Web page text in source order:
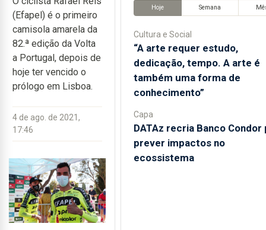
(Efapel) é o primeiro
camisola amarela da
82.ª edição da Volta
a Portugal, depois de
hoje ter vencido o
prólogo em Lisboa.
4 de ago. de 2021,
17:46
Hoje Semana
Cultura e Social
“A arte requer estudo,
dedicação, tempo. A arte é
também uma forma de
conhecimento”
Capa
DATAz recria Banco Condor
prever impactos no
ecossistema